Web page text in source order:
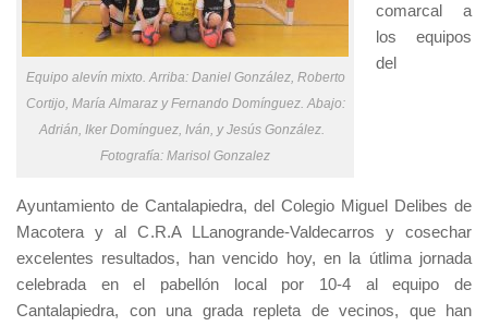
Equipo alevín mixto. Arriba: Daniel González, Roberto
Cortijo, María Almaraz y Fernando Domínguez. Abajo:
Adrián, Iker Domínguez, Iván, y Jesús González.
Fotografía: Marisol Gonzalez
comarcal a
los equipos
del
Ayuntamiento de Cantalapiedra, del Colegio Miguel Delibes de
Macotera y al C.R.A LLanogrande-Valdecarros y cosechar
excelentes resultados, han vencido hoy, en la útlima jornada
celebrada en el pabellón local por 10-4 al equipo de
Cantalapiedra, con una grada repleta de vecinos, que han